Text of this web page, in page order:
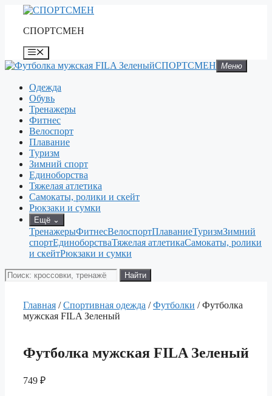
Перейти
содержимому
СПОРТСМЕН
Меню
СПОРТСМЕН Меню
Одежда
Обувь
Тренажеры
Фитнес
Велоспорт
Плавание
Туризм
Зимний спорт
Единоборства
Тяжелая атлетика
Самокаты, ролики и скейт
Рюкзаки и сумки
Ещё ⌄
ТренажерыФитнесВелоспортПлаваниеТуризмЗимний
спортЕдиноборстваТяжелая атлетикаСамокаты, ролики
и скейтРюкзаки и сумки
Поиск
товаров
Найти
Главная /Спортивная одежда /Футболки / Футболка
мужская FILA Зеленый
Футболка мужская FILA Зеленый
749 ₽